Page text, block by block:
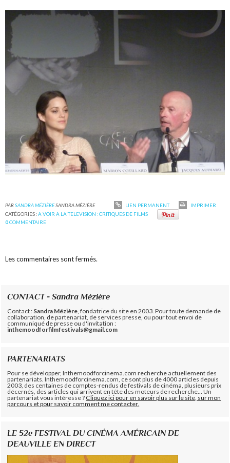
PARSANDRA MÉZIÈRESANDRA MÉZIÈRE LIEN PERMANENT
IMPRIMER
CATÉGORIES :A VOIR A LA TELEVISION : CRITIQUES DE FILMS
0COMMENTAIRE
Les commentaires sont fermés.
CONTACT - Sandra Mézière
Contact : Sandra Mézière , fondatrice du site en 2003. Pour toute demande de
collaboration, de partenariat, de services presse, ou pour tout envoi de
communiqué de presse ou d'invitation :
inthemoodforfilmfestivals@gmail.com
PARTENARIATS
Pour se développer, Inthemoodforcinema.com recherche actuellement des
partenariats. Inthemoodforcinema.com, ce sont plus de 4000 articles depuis
2003, des centaines de comptes-rendus de festivals de cinéma, plusieurs prix
décernés, des articles qui arrivent en tête des moteurs de recherche... Un
partenariat vous intéresse ?Cliquez ici pour en savoir plus sur le site, sur mon
parcours et pour savoir comment me contacter.
LE 52e FESTIVAL DU CINÉMA AMÉRICAIN DE
DEAUVILLE EN DIRECT